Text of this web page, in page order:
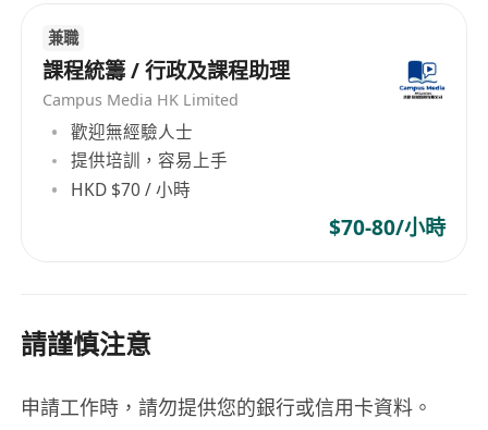
兼職
課程統籌 / 行政及課程助理
Campus Media HK Limited
歡迎無經驗人士
提供培訓，容易上手
HKD $70 / 小時
$70-80/小時
請謹慎注意
申請工作時，請勿提供您的銀行或信用卡資料。